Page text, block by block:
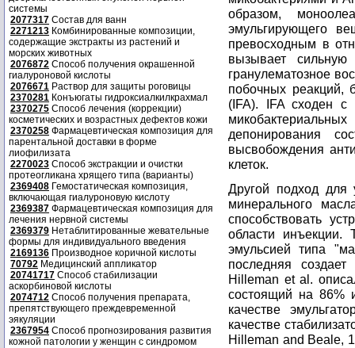
системы
2077317 Состав для ванн
2271213 Комбинированные композиции,
содержащие экстракты из растений и
морских животных
2076872 Способ получения окрашенной
гиалуроновой кислоты
2076671 Раствор для защиты роговицы
2370281 Конъюгаты гидроксиалкилкрахмал
2370275 Способ лечения (коррекции)
косметических и возрастных дефектов кожи
2370258 Фармацевтическая композиция для
парентальной доставки в форме
лиофилизата
2270023 Способ экстракции и очистки
протеогликана хрящего типа (варианты)
2369408 Гемостатическая композиция,
включающая гиалуроновую кислоту
2369387 Фармацевтическая композиция для
лечения нервной системы
2369379 Нетаблитированные жевательные
формы для индивидуального введения
2169136 Производное коричной кислоты
70792 Медицинский аппликатор
20741717 Способ стабилизации
аскорбиновой кислоты
2074712 Способ получения препарата,
препятствующего преждевременной
эякуляции
2367954 Способ прогнозирования развития
кожной патологии у женщин с синдромом
образом,
эмульгирующего
превосходным в
вызывает
гранулематозное
побочных реакций,
(IFA). IFA сходен с
депонирования
высвобождения
клеток.
Другой подход для
минерального
способствовать
области инъекции.
эмульсией типа
последняя
Hilleman et al.
состоящий на 86%
качестве
качестве
Hilleman and Beale,